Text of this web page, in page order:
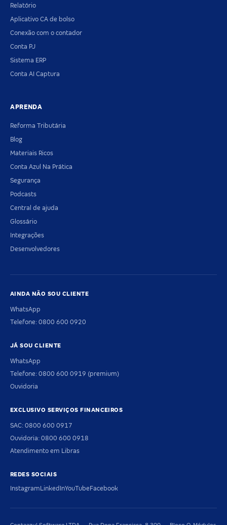
Relatório
Aplicativo CA de bolso
Conexão com o contador
Conta PJ
Sistema ERP
Conta AI Captura
APRENDA
Reforma Tributária
Blog
Materiais Ricos
Conta Azul Na Prática
Segurança
Podcasts
Central de ajuda
Glossário
Integrações
Desenvolvedores
AINDA NÃO SOU CLIENTE
WhatsApp
Telefone: 0800 600 0920
JÁ SOU CLIENTE
WhatsApp
Telefone: 0800 600 0919 (premium)
Ouvidoria
EXCLUSIVO SERVIÇOS FINANCEIROS
SAC: 0800 600 0917
Ouvidoria: 0800 600 0918
Atendimento em Libras
REDES SOCIAIS
InstagramLinkedInYouTubeFacebook